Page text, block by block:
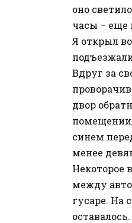
оно
часы – еще
Я открыл
Вдруг за
двор
синем
менее
Некоторое
между
гусаре. На